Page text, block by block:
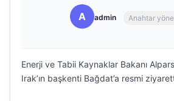
A admin Anahtar
Enerji ve Tabii Kaynaklar Bakanı
Irak’ın başkenti Bağdat’a resmi